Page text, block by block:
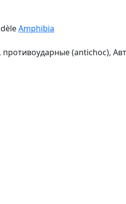
Amphibia
(antichoc),